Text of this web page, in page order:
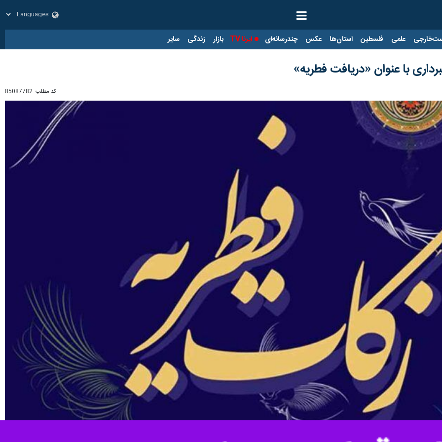
علمی فلسطین استان‌ها عکس چندرسانه‌ای ایرنا TV بازار زندگی سایر
با عنوان «دریافت فطریه»
کد مطلب: 85087782